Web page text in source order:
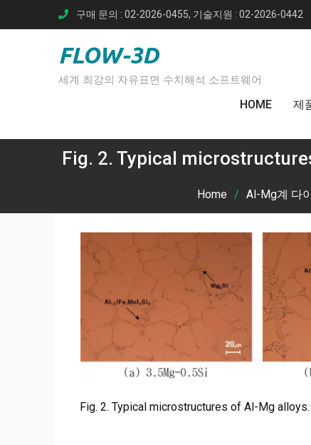
to
구매 문의 : 02-2026-0455, 기술지원 : 02-2026-0442
FLOW-3D
세계 최강의 자유표면 수치해석 소프트웨어
HOME 제
Fig. 2. Typical
Home Al-Mg계 다
Fig. 2. Typical microstructures of Al-Mg alloys.